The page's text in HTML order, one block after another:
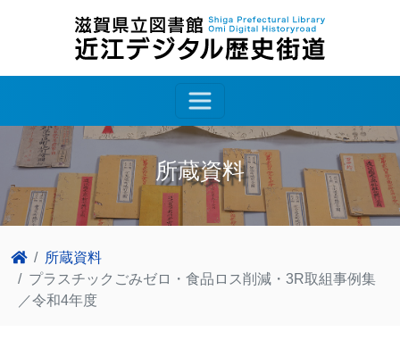
所蔵資料
所蔵資料
プラスチックごみゼロ・食品ロス削減・3R取組事例集
／令和4年度